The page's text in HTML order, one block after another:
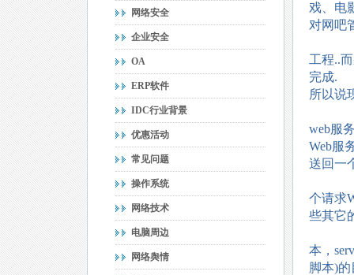
网络安全
企业安全
OA
ERP软件
IDC行业背景
优惠活动
常见问题
操作系统
网络技术
电脑周边
网络舆情
戏、电
对网吧
工程..
完成.
所以说
web服
Web服
送回一
个请求
些其它
本，
脚本)